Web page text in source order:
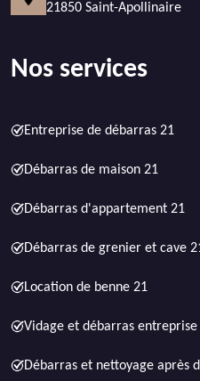
21850 Saint-Apollinaire
Nos services
Entreprise de débarras 21
Débarras de maison 21
Débarras d'appartement 21
Débarras de grenier et cave
Location de benne 21
Vidage et débarras
Débarras et nettoyage après